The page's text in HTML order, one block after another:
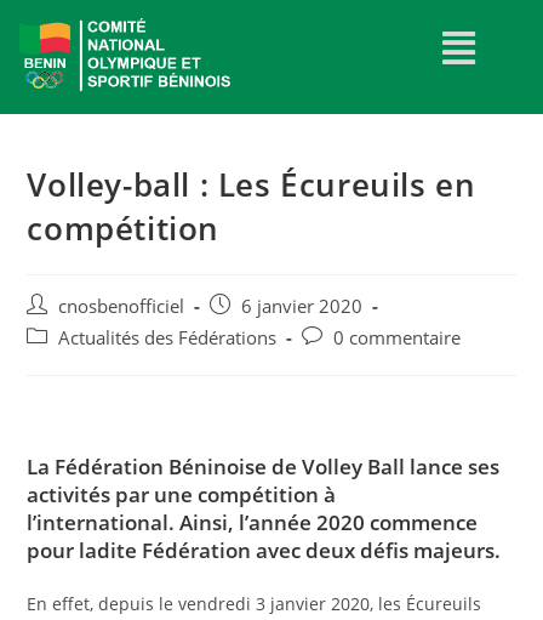
Volley-ball : Les Écureuils en
compétition
cnosbenofficiel
6 janvier 2020
Actualités des Fédérations
0 commentaire
La Fédération Béninoise de Volley Ball lance ses
activités par une compétition à
l’international. Ainsi, l’année 2020 commence
pour ladite Fédération avec deux défis majeurs.
En effet, depuis le vendredi 3 janvier 2020, les Écureuils